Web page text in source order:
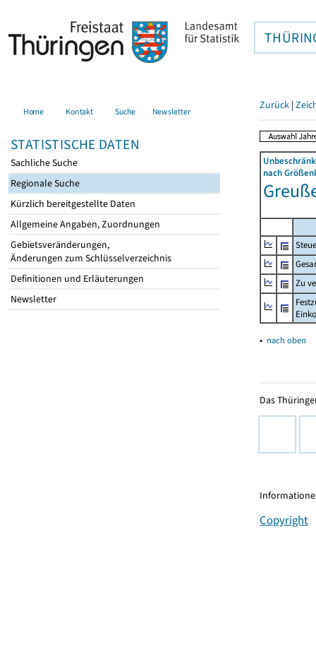
Home Kontakt Suche Newsletter
STATISTISCHE DATEN
Sachliche Suche
Regionale Suche
Kürzlich bereitgestellte Daten
Allgemeine Angaben, Zuordnungen
Gebietsveränderungen,
Änderungen zum Schlüsselverzeichnis
Definitionen und Erläuterungen
Newsletter
Zurück |
nach
Zu
▴ nach oben
Das
Copyright